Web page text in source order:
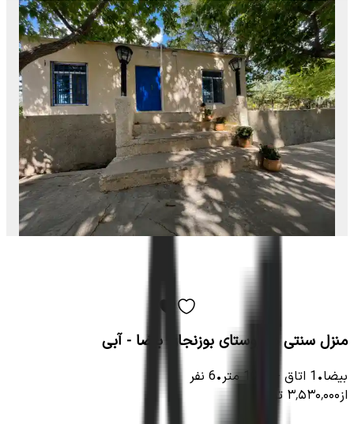
منزل سنتی در روستای بوزنجان بیضا - آبی
بیضا•
1 اتاق-
1000 متر•
6 نفر
از۳٬۵۳۰٬۰۰۰ تومان